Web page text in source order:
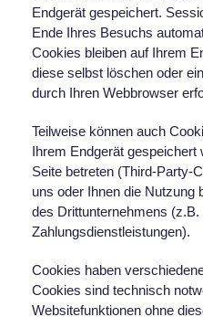
Endgerät gespeichert.
Ende Ihres Besuchs
Cookies bleiben auf Ihrem
diese selbst löschen oder
durch Ihren Webbrowser
Teilweise können auch
Ihrem Endgerät gespeichert
Seite betreten (Third-Party-
uns oder Ihnen die Nutzung
des Drittunternehmens
Zahlungsdienstleistungen).
Cookies haben
Cookies sind technisch
Websitefunktionen ohne